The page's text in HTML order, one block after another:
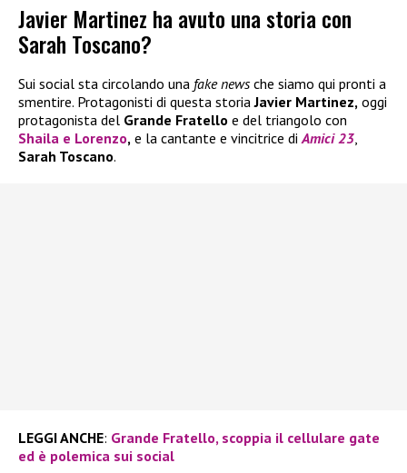
Javier Martinez ha avuto una storia con
Sarah Toscano?
Sui social sta circolando una fake newsche siamo qui pronti a
smentire. Protagonisti di questa storiaJavier Martinez, oggi
protagonista del Grande Fratello e del triangolo con
Shaila e Lorenzo, e la cantante e vincitrice di Amici 23
Sarah Toscano.
LEGGI ANCHE: Grande Fratello, scoppia il cellulare gate
ed è polemica sui social